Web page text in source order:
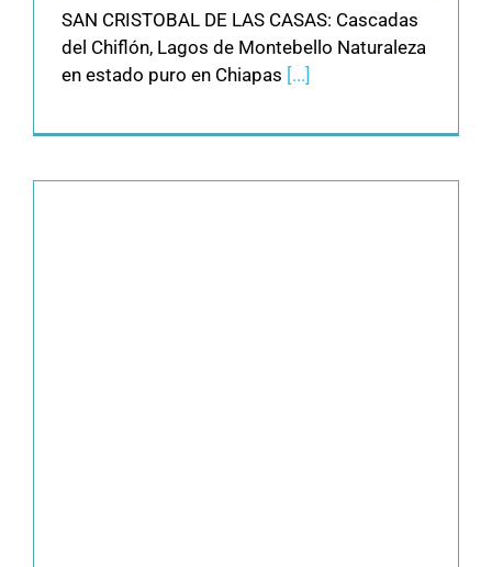
SAN CRISTOBAL DE LAS CASAS: Cascadas
del Chiflón, Lagos de Montebello Naturaleza
en estado puro en Chiapas [...]